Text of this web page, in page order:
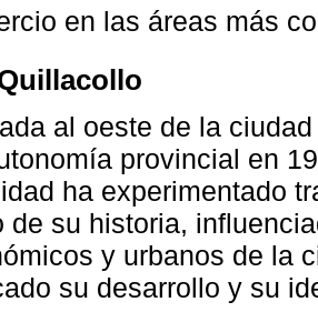
en las áreas más
al oeste de la
provincial en
ha experimentado
de su historia,
y urbanos de la
su desarrollo y su